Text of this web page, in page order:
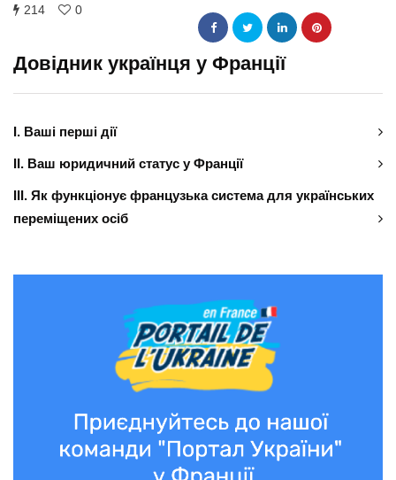
214 0
Довідник українця у Франції
І. Ваші перші дії
ІІ. Ваш юридичний статус у Франції
ІІІ. Як функціонує французька система для українських
переміщених осіб